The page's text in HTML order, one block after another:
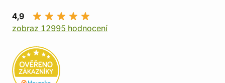
4,9
zobraz 12995 hodnocení